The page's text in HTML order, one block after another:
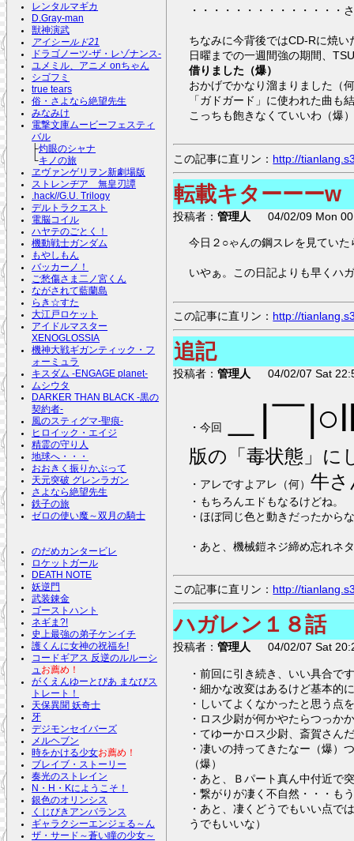
レンタルマギカ
D.Gray-man
獣神演武
アイシールド21
ドラゴノーツ-ザ・レゾナンス-
ユメミル、アニメ onちゃん
シゴフミ
true tears
俗・さよなら絶望先生
みなみけ
電撃文庫ムービーフェスティ
バル
├灼眼のシャナ
└キノの旅
ヱヴァンゲリヲン新劇場版
ストレンヂア 無皇刃譚
.hack//G.U. Trilogy
デルトラクエスト
電脳コイル
ハヤテのごとく！
機動戦士ガンダム
もやしもん
バッカーノ！
ご愁傷さま二ノ宮くん
ながされて藍蘭島
らき☆すた
大江戸ロケット
アイドルマスター
XENOGLOSSIA
機神大戦ギガンティック・フ
ォーミュラ
キスダム -ENGAGE planet-
ムシウタ
DARKER THAN BLACK -黒の
契約者-
風のスティグマ-聖痕-
ヒロイック・エイジ
精霊の守り人
地球へ・・・
おおきく振りかぶって
天元突破 グレンラガン
さよなら絶望先生
鉄子の旅
ゼロの使い魔～双月の騎士
のだめカンタービレ
ロケットガール
DEATH NOTE
妖逆門
武装錬金
ゴーストハント
ネギま?!
史上最強の弟子ケンイチ
護くんに女神の祝福を!
コードギアス 反逆のルルーシ
ュ お薦め！
がくえんゆーとぴあ まなびス
トレート！
天保異聞 妖奇士
牙
デジモンセイバーズ
メルヘブン
時をかける少女お薦め！
ブレイブ・ストーリー
奏光のストレイン
N・H・Kにようこそ！
銀色のオリンシス
くじびきアンバランス
ギャラクシーエンジェる～ん
ザ・サード～蒼い瞳の少女～
・・・・・・・・・・・・・・
ちなみに今背後ではCD-Rに焼
日曜までの一週間強の期間、
借りました（爆）
おかげでかなり溜まりました（
「ガドガード」に使われた曲も
こっちも飽きなくていいわ（爆
この記事に直リン： http://
転載キターーーw
投稿者：管理人 04/02/09 Mon
今日２○ゃんの鋼スレを見てい
いやぁ。この日記よりも早くハ
この記事に直リン： http://
追記
投稿者：管理人 04/02/07 Sat
・今回 ＿|￣
版の「毒状態」に
・アレですよアレ（何）牛
・もちろんエドもなるけどね。
・ほぼ同じ色と動きだったから
・あと、機械鎧ネジ締め忘れネ
この記事に直リン： http://
ハガレン１８話
投稿者：管理人 04/02/07 Sat
・前回に引き続き、いい具合で
・細かな改変はあるけど基本的
・しいてよくなかったと思う点
・ロス少尉が何かやたらつっか
・てゆーかロス少尉、斎賀さん
・凄いの持ってきたなー（爆）
（爆）
・あと、Ｂパート真ん中付近で
・繋がりが凄く不自然・・・も
・あと、凄くどうでもいい点で
うでもいいな）